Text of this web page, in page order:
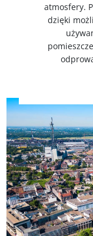
atmosfery.
dzięki